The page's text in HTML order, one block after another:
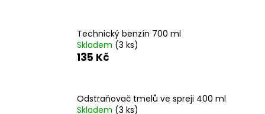
Technický benzín 700 ml
Skladem (3 ks)
135 Kč
Odstraňovač tmelů ve spreji 400 ml
Skladem (3 ks)